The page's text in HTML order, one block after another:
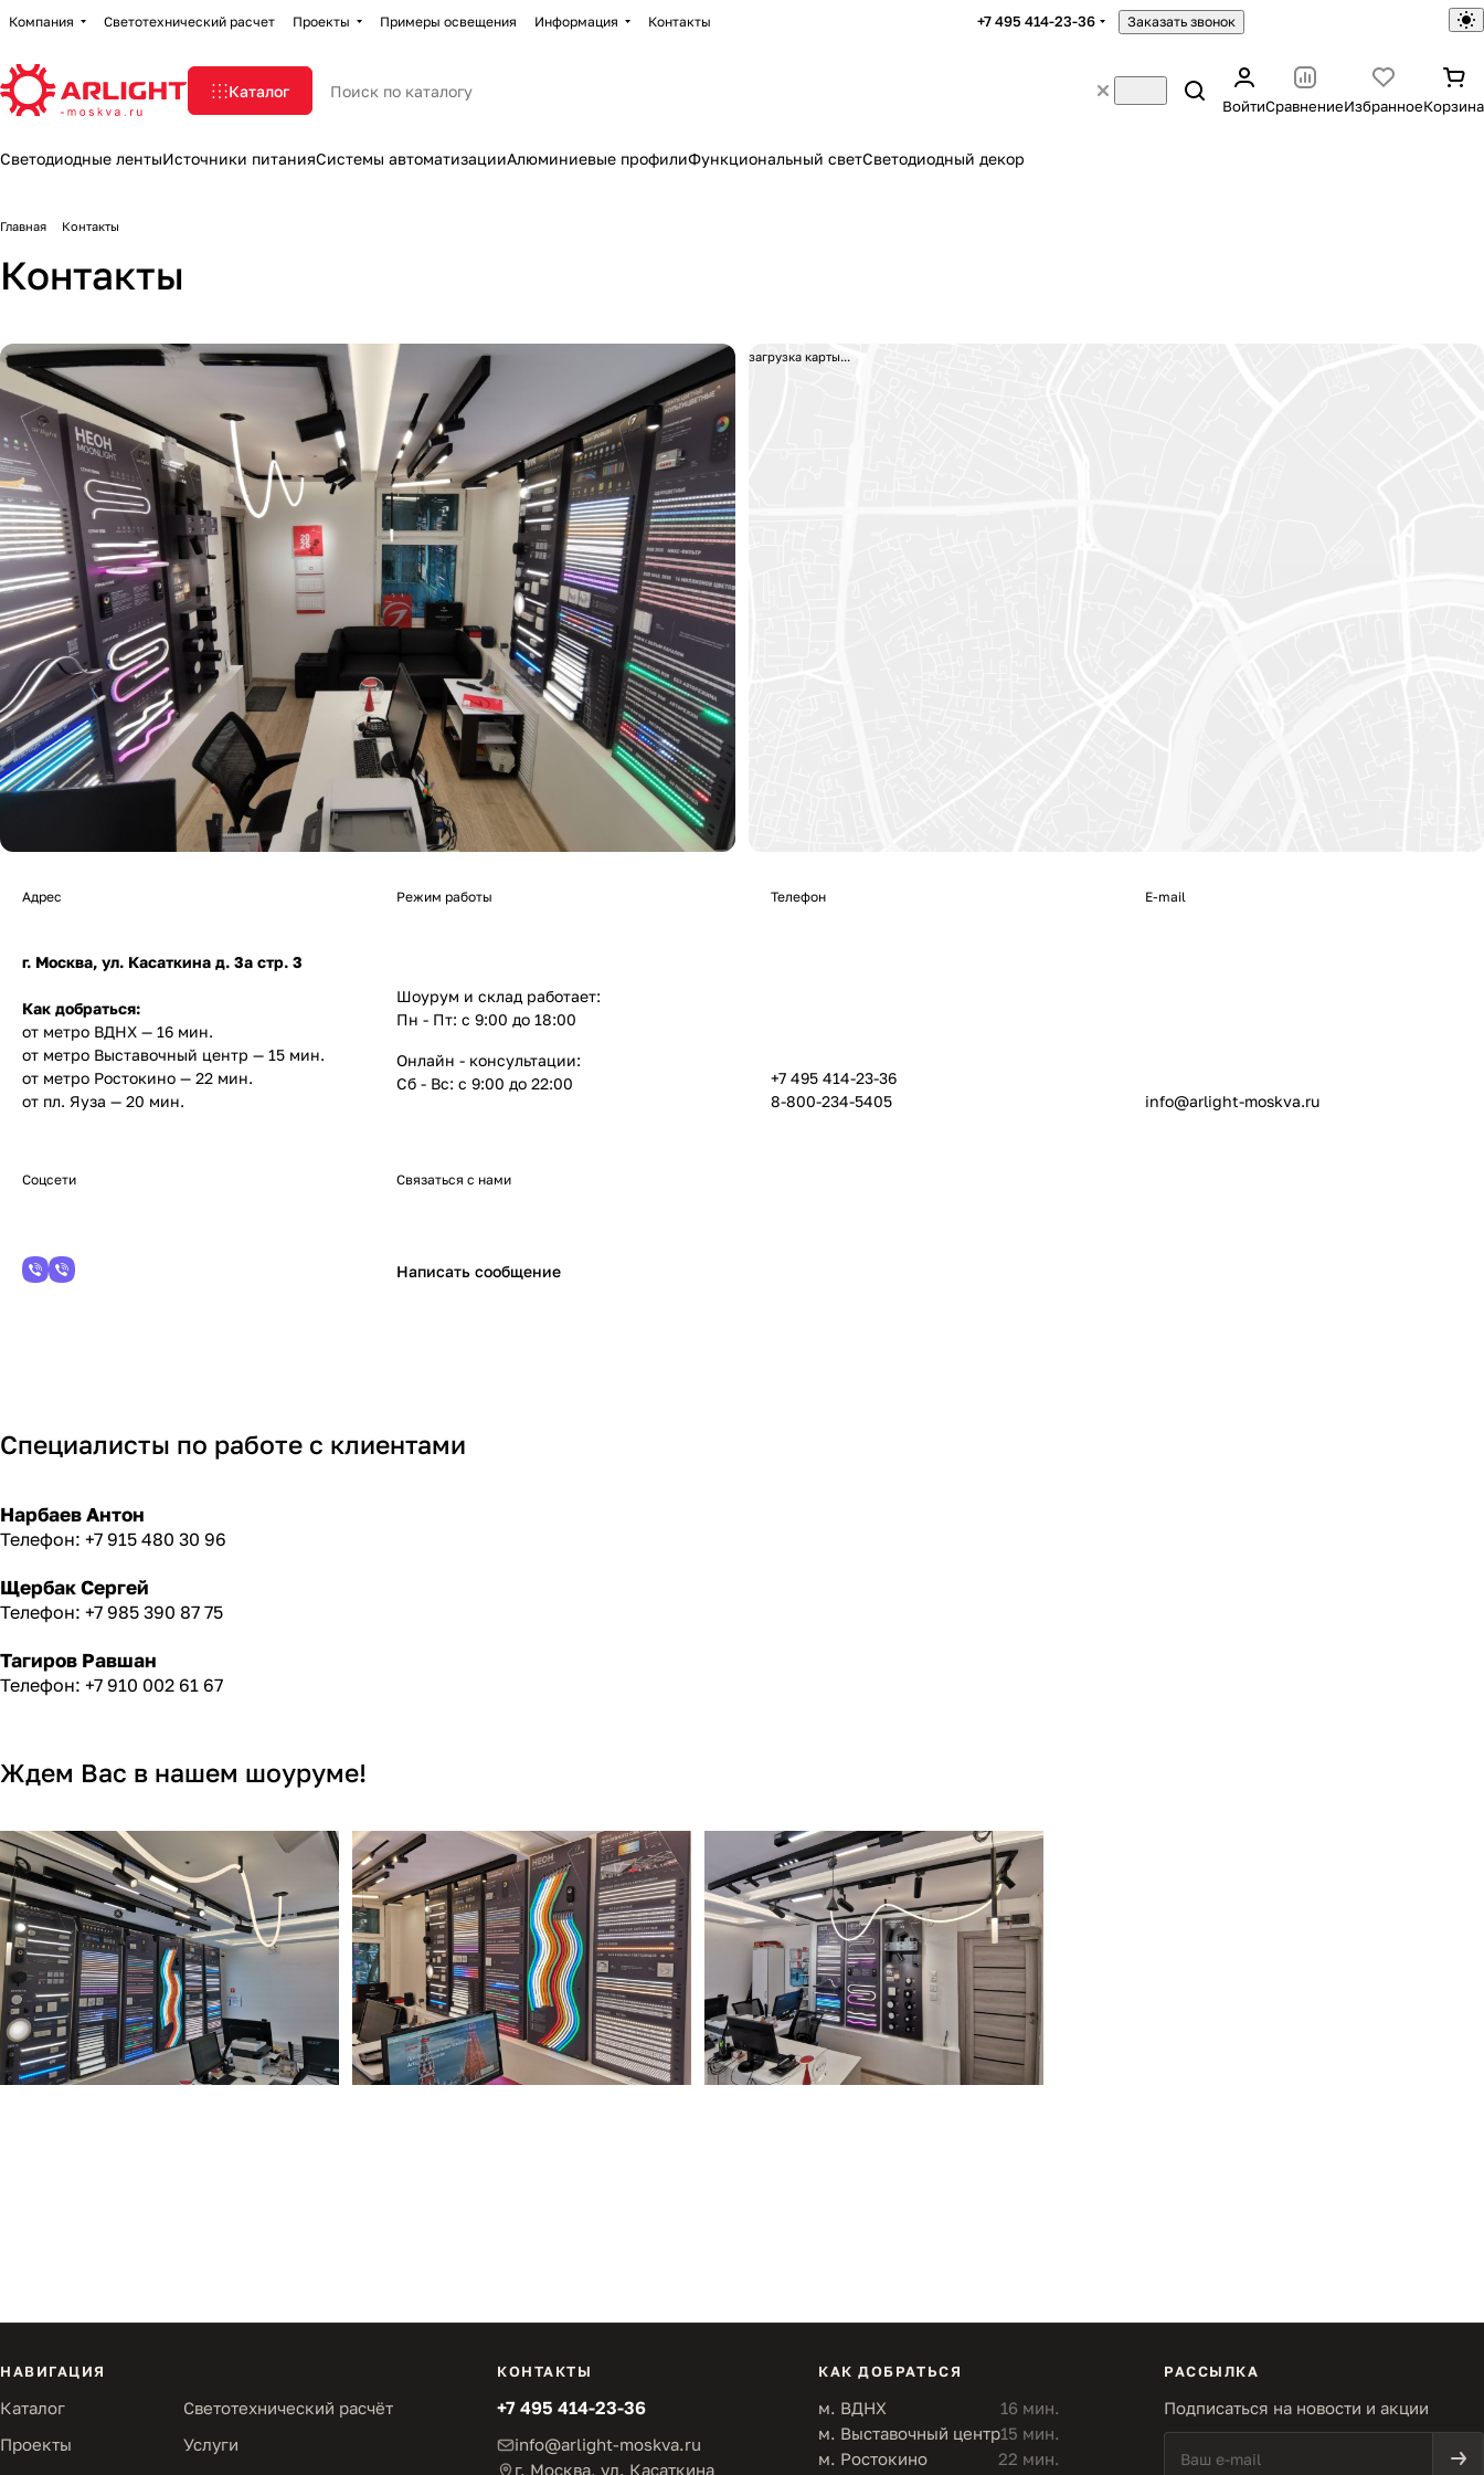
Компания Светотехнический расчет Проекты Примеры освещения Информация Контакты +7 495 414-23-36 Заказать звонок
Каталог
ВойтиСравнениеИзбранноеКорзина
Светодиодные лентыИсточники питанияСистемы автоматизацииАлюминиевые профилиФункциональный светСветодиодный декор
Главная Контакты
Контакты
загрузка карты...
Адрес
г. Москва, ул. Касаткина д. 3а стр. 3
Как добраться:
от метро ВДНХ — 16 мин.
от метро Выставочный центр — 15 мин.
от метро Ростокино — 22 мин.
от пл. Яуза — 20 мин.
Режим работы
Шоурум и склад работает:
Пн - Пт: с 9:00 до 18:00
Онлайн - консультации:
Сб - Вс: с 9:00 до 22:00
Телефон
+7 495 414-23-36
8-800-234-5405
E-mail
info@arlight-moskva.ru
Соцсети Связаться с нами
Написать сообщение
Специалисты по работе с клиентами
Нарбаев Антон
Телефон: +7 915 480 30 96
Щербак Сергей
Телефон: +7 985 390 87 75
Тагиров Равшан
Телефон: +7 910 002 61 67
Ждем Вас в нашем шоуруме!
НАВИГАЦИЯ
Каталог
Светотехнический расчёт
Проекты
Услуги
КОНТАКТЫ
+7 495 414-23-36
info@arlight-moskva.ru
г. Москва, ул. Касаткина
КАК ДОБРАТЬСЯ
м. ВДНХ
16 мин.
м. Выставочный центр15 мин.
м. Ростокино
22 мин.
РАССЫЛКА
Подписаться на новости и акции